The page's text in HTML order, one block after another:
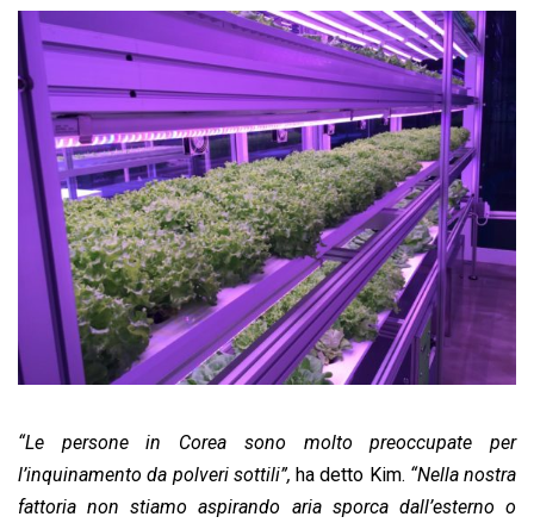
“Le persone in Corea sono molto preoccupate per
l’inquinamento da polveri sottili”, ha detto Kim. “Nella nostra
fattoria non stiamo aspirando aria sporca dall’esterno o